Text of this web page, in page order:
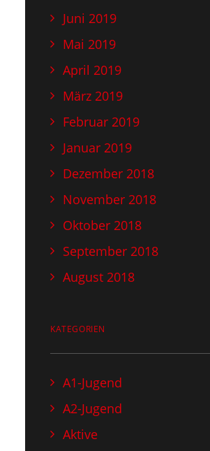
Juni 2019
Mai 2019
April 2019
März 2019
Februar 2019
Januar 2019
Dezember 2018
November 2018
Oktober 2018
September 2018
August 2018
KATEGORIEN
A1-Jugend
A2-Jugend
Aktive